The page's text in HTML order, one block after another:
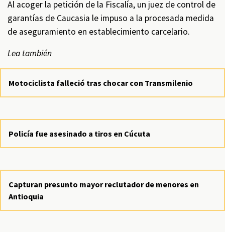
Al acoger la petición de la Fiscalía, un juez de control de
garantías de Caucasia le impuso a la procesada medida
de aseguramiento en establecimiento carcelario.
Lea también
Motociclista falleció tras chocar con Transmilenio
Policía fue asesinado a tiros en Cúcuta
Capturan presunto mayor reclutador de menores en
Antioquia